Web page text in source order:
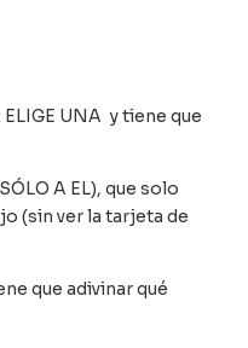
UNA y tiene que
A EL), que solo
(sin ver la tarjeta de
que adivinar qué